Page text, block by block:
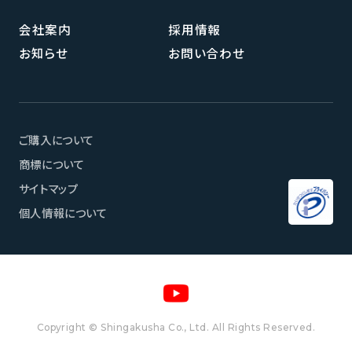
ページメニュー
会社案内
採用情報
お知らせ
お問い合わせ
ご購入について
商標について
サイトマップ
個人情報について
Copyright © Shingakusha Co., Ltd. All Rights Reserved.